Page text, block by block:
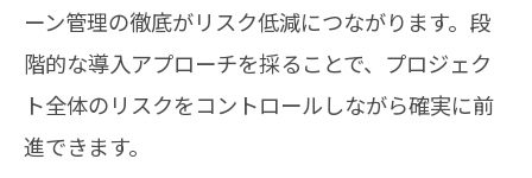
ーン管理の徹底がリスク低減につながります。段
階的な導入アプローチを採ることで、プロジェク
ト全体のリスクをコントロールしながら確実に前
進できます。